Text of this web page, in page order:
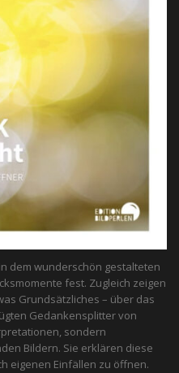
dem wunderschön gestalteten
fest. Zugleich zeigen
Grundsätzliches – über das
Gedankensplitter von
sondern
Bildern. Sie erklären diese
eigenen Einfällen zu öffnen.